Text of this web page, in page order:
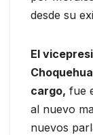
desde su
El
cargo, fue
al nuevo
nuevos